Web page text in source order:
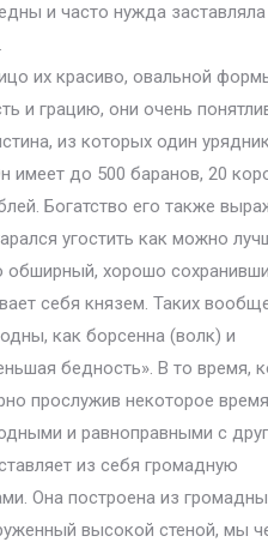
и часто нужда заставляла
их красиво, овальной
и грацию, они очень
из которых один
до 500 баранов, 20
Богатство его также
угостить как можно
обширный, хорошо
себя князем. Таких
как борсенна (волк) и
бедность». В то время,
прослужив некоторое
и равноправными с
из себя громадную
Она построена из
высокой стеной, мы